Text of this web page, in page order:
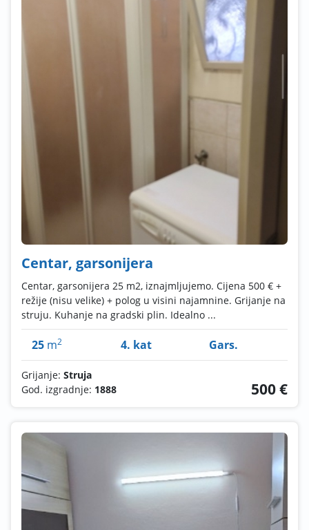
Centar, garsonijera
Centar, garsonijera 25 m2, iznajmljujemo. Cijena 500 € +
režije (nisu velike) + polog u visini najamnine. Grijanje na
struju. Kuhanje na gradski plin. Idealno ...
25 m2 4. kat Gars.
Grijanje: Struja
God. izgradnje: 1888 500 €